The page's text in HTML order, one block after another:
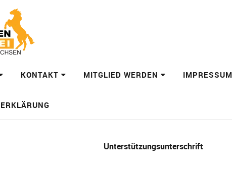
KONTAKT MITGLIED WERDEN IMPRESSUM
Unterstützungsunterschrift